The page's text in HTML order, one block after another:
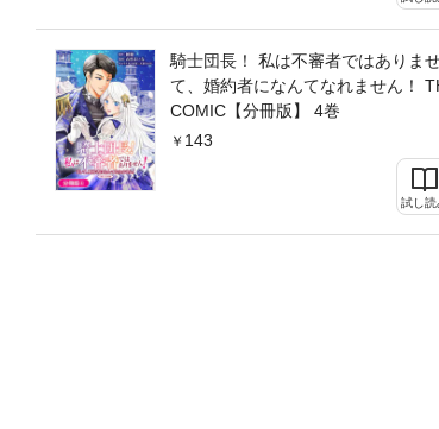
騎士団長！ 私は不審者ではありま
て、婚約者になんてなれません！
COMIC【分冊版】 4巻
143
試し読